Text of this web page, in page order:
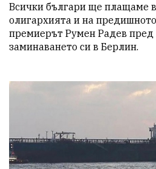
Всички българи ще плащаме
олигархията и на
премиерът Румен Радев
заминаването си в Берлин.